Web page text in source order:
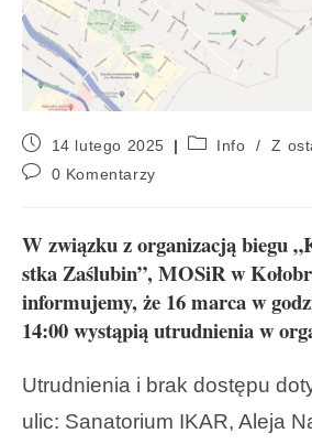
14 lutego 2025 Info /
Z
0 Komentarzy
W związku z organizacją biegu
stka Zaślubin”, MOSiR w
informujemy, że 16 marca w
14:00 wystąpią utrudnienia w
Utrudnienia i brak dostępu
ulic: Sanatorium IKAR, Aleja